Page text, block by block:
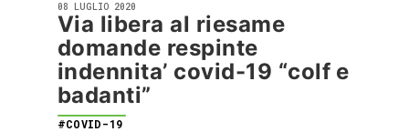
08 LUGLIO 2020
Via libera al riesame
domande respinte
indennita’ covid-19 “colf e
badanti”
#COVID-19